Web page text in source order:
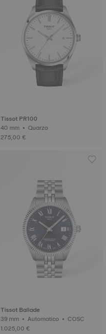
Tissot PR100
40 mm • Quarzo
275,00 €
Tissot Ballade
39 mm • Automatico • COSC
1.025,00 €